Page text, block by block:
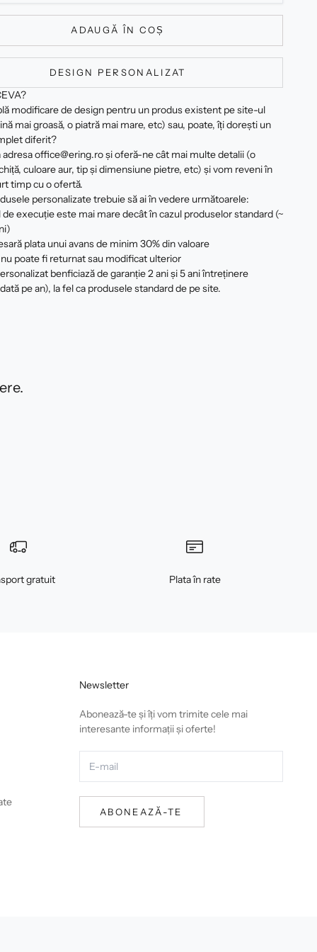
ADAUGĂ ÎN COȘ
DESIGN PERSONALIZAT
modificare de design pentru un produs existent pe site-ul
mai groasă, o piatră mai mare, etc) sau, poate, îți dorești un
diferit?
office@ering.ro și oferă-ne cât mai multe detalii (o
culoare aur, tip și dimensiune pietre, etc) și vom reveni în
timp cu o ofertă.
personalizate trebuie să ai în vedere următoarele:
execuție este mai mare decât în cazul produselor standard (~
plata unui avans de minim 30% din valoare
poate fi returnat sau modificat ulterior
benficiază de garanție 2 ani și 5 ani întreținere
pe an), la fel ca produsele standard de pe site.
gratuit Plata în rate
Newsletter
Abonează-te și îți vom trimite cele mai
interesante informații și oferte!
ABONEAZĂ-TE